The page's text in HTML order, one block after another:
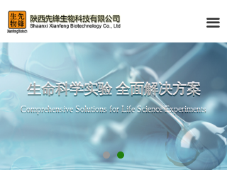
끀
首页
产品中心
技术服务
资料下载
关于我们
生命科学实验 全面解决方案
Comprehensive Solutions for Life Science Experiments
生命科学实验 全面解决方案
Comprehensive Solutions for Life Science Experiments